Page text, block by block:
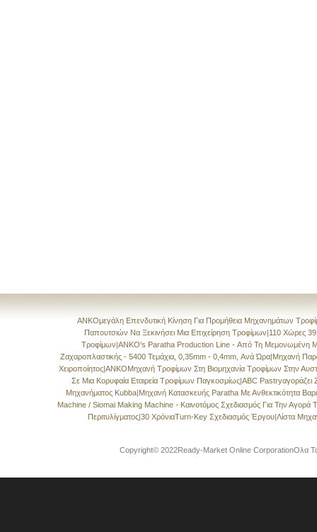
ANKOμεγάλη Επενδυτική Κίνηση Για Προμήθεια Μηχανημάτων
Παπουτσιών Να Ξεκινήσει Μια Επιχείρηση Τροφίμων|110 Χώρες
Τροφίμων|ANKO's Paratha Production Line - Από Τη Μεμονωμένη
Ζαχαροπλαστικής - 5400 Τεμάχια, 0,35mm - 0,4mm, Ανά Ώρα|Μηχανή
Χειροποίητος|ANKOΜηχανή Τροφίμων Στη Βιομηχανία Τροφίμων Στην
Σε Μια Κορυφαία Εταιρεία Τροφίμων Παγκοσμίως|ABC Pastryαγοράζει
Μηχανήματος Kubba|Μηχανή Κατασκευής Paratha Με Ανθεκτικότητα
Machine / Siomai Making Machine - Καινοτόμος Σχεδιασμός Για Την Αγορά
Περιτυλίγματος|30 ΧρόνιαTurn-Key Σχεδιασμός Έργου|Λίστα
Copyright© 2022Ready-Market Online CorporationΟλα Τα